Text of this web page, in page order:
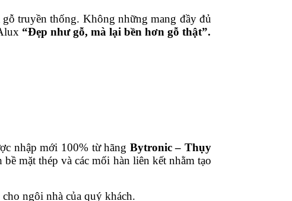
truyền thống. Không những mang đầy đủ
“Đẹp như gỗ, mà lại bền hơn gỗ thật”.
nhập mới 100% từ hãng Bytronic – Thụy
bề mặt thép và các mối hàn liên kết nhằm tạo
ngôi nhà của quý khách.